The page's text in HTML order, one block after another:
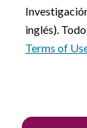
inglés).
Terms of